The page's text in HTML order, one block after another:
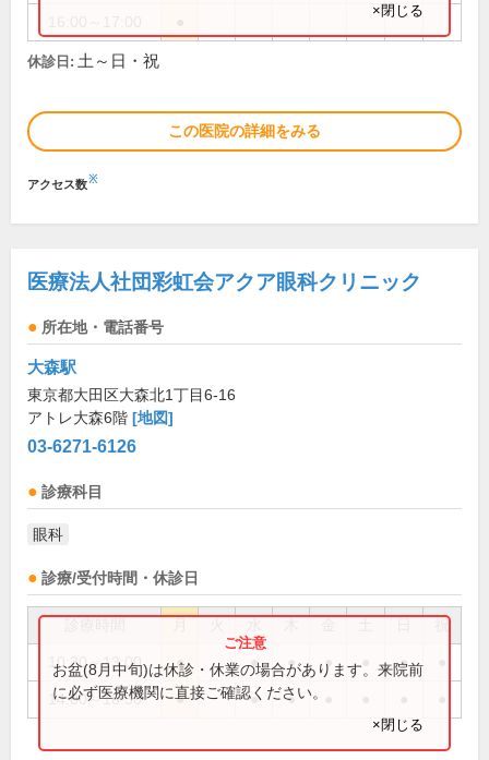
×閉じる
休診日: 土～日・祝
この医院の詳細をみる
アクセス数※
医療法人社団彩虹会アクア眼科クリニック
所在地・電話番号
大森駅
東京都大田区大森北1丁目6-16
アトレ大森6階 [地図]
03-6271-6126
診療科目
眼科
診療/受付時間・休診日
祝
10:30～13:00 ● ● ● ● ●
14:00～18:30 ● ● ●
お盆(8月中旬)は休診・休業の場合があります。来院前
に必ず医療機関に直接ご確認ください。
×閉じる